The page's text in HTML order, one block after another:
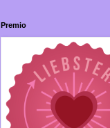
Premio